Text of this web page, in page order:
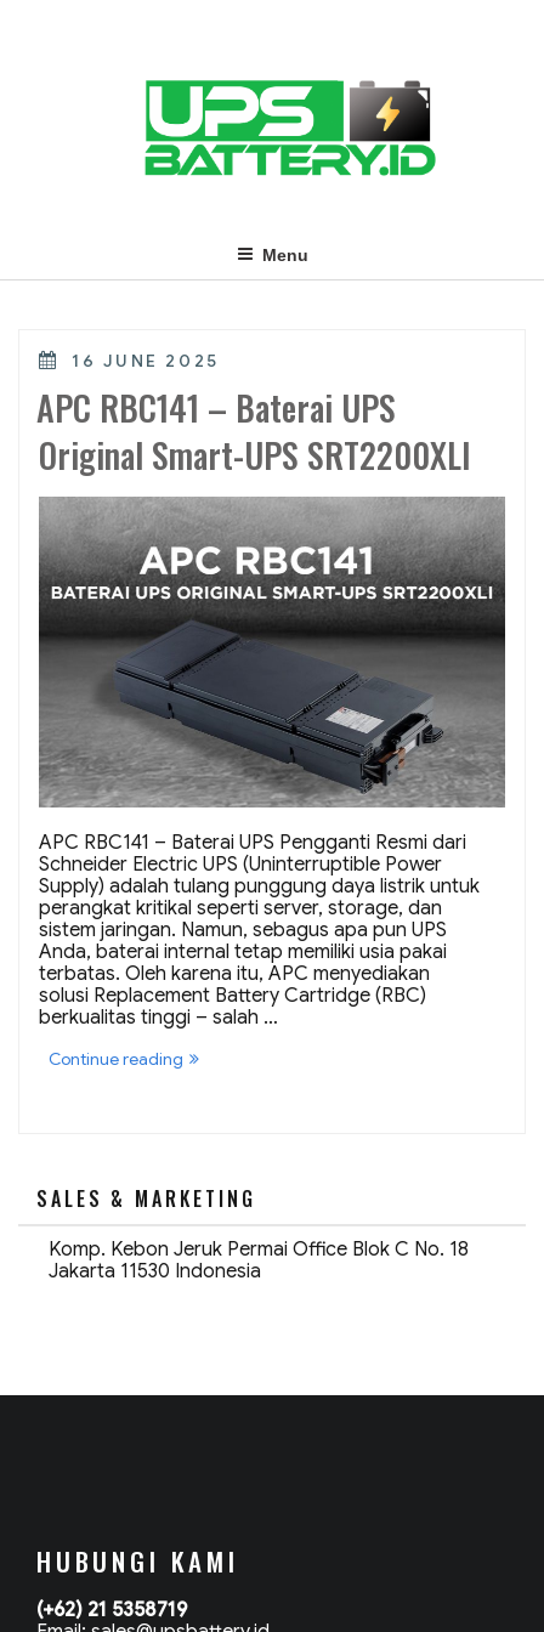
Menu
POSTED
16 JUNE 2025
APC RBC141 – Baterai UPS
Original Smart-UPS SRT2200XLI
APC RBC141 – Baterai UPS Pengganti Resmi dari
Schneider Electric UPS (Uninterruptible Power
Supply) adalah tulang punggung daya listrik untuk
perangkat kritikal seperti server, storage, dan
sistem jaringan. Namun, sebagus apa pun UPS
Anda, baterai internal tetap memiliki usia pakai
terbatas. Oleh karena itu, APC menyediakan
solusi Replacement Battery Cartridge (RBC)
berkualitas tinggi – salah …
Continue reading “APC
UPS
SRT2200XLI”
SALES & MARKETING
Komp. Kebon Jeruk Permai Office Blok C No. 18
Jakarta 11530 Indonesia
HUBUNGI KAMI
(+62) 21 5358719